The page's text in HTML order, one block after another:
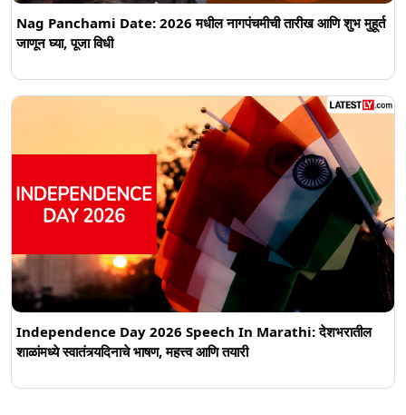
Nag Panchami Date: 2026 मधील नागपंचमीची तारीख आणि शुभ मुहूर्त
जाणून घ्या, पूजा विधी
Independence Day 2026 Speech In Marathi: देशभरातील
शाळांमध्ये स्वातंत्र्यदिनाचे भाषण, महत्त्व आणि तयारी